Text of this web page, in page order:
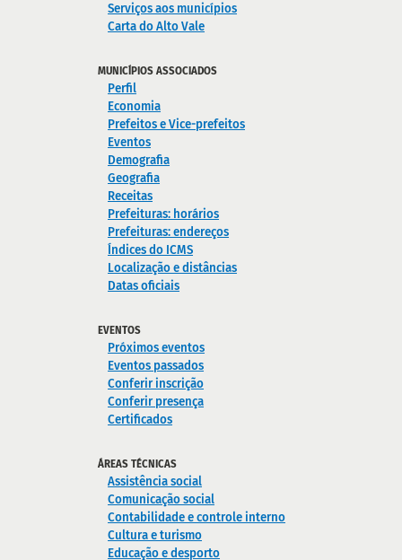
Serviços aos municípios
Carta do Alto Vale
MUNICÍPIOS ASSOCIADOS
Perfil
Economia
Prefeitos e Vice-prefeitos
Eventos
Demografia
Geografia
Receitas
Prefeituras: horários
Prefeituras: endereços
Índices do ICMS
Localização e distâncias
Datas oficiais
EVENTOS
Próximos eventos
Eventos passados
Conferir inscrição
Conferir presença
Certificados
ÁREAS TÉCNICAS
Assistência social
Comunicação social
Contabilidade e controle interno
Cultura e turismo
Educação e desporto